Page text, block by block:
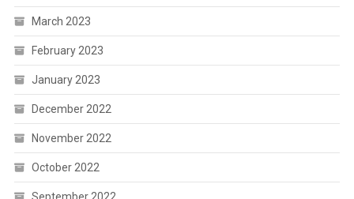
March 2023
February 2023
January 2023
December 2022
November 2022
October 2022